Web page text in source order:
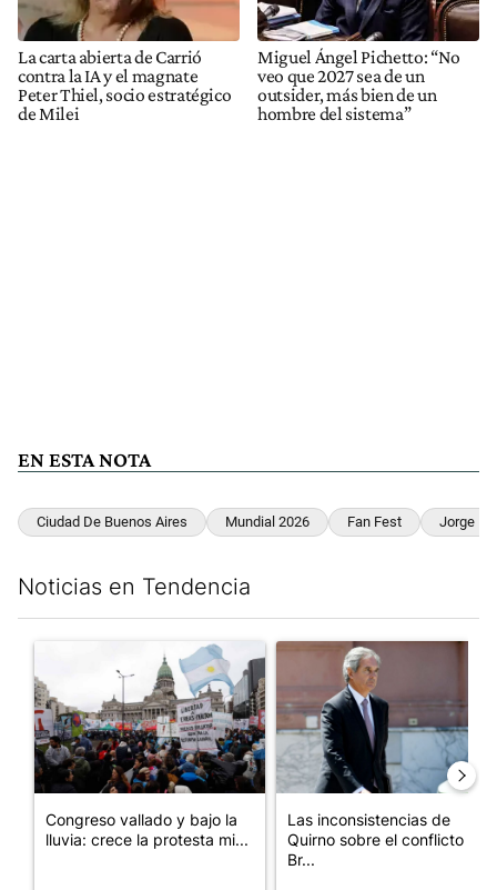
La carta abierta de Carrió
contra la IA y el magnate
Peter Thiel, socio estratégico
de Milei
Miguel Ángel Pichetto: “No
veo que 2027 sea de un
outsider, más bien de un
hombre del sistema”
EN ESTA NOTA
Ciudad De Buenos Aires Mundial 2026 Fan Fest Jorge
Noticias en Tendencia
Un artículo de tendencia con el título "Congreso vallado y
Congreso vallado y bajo la
lluvia: crece la protesta mi...
Un artículo de tendencia con
Las inconsistencias de
Quirno sobre el conflicto con
Br...